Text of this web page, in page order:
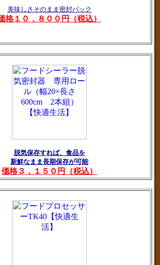
美味しさそのまま密封パック
格１０，８００円（税込）
脱気保存すれば、食品を
新鮮なまま長期保存が可能
価格３，１５０円（税込）